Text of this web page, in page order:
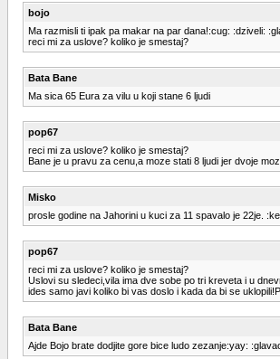
bojo
Ma razmisli ti ipak pa makar na par dana!:cug: :dziveli:
reci mi za uslove? koliko je smestaj?
Bata Bane
Ma sica 65 Eura za vilu u koji stane 6 ljudi
pop67
reci mi za uslove? koliko je smestaj?
Bane je u pravu za cenu,a moze stati 8 ljudi jer dvoje
Misko
prosle godine na Jahorini u kuci za 11 spavalo je 22je.
pop67
reci mi za uslove? koliko je smestaj?
Uslovi su sledeci,vila ima dve sobe po tri kreveta i u
ides samo javi koliko bi vas doslo i kada da bi se
Bata Bane
Ajde Bojo brate dodjite gore bice ludo zezanje:yay: